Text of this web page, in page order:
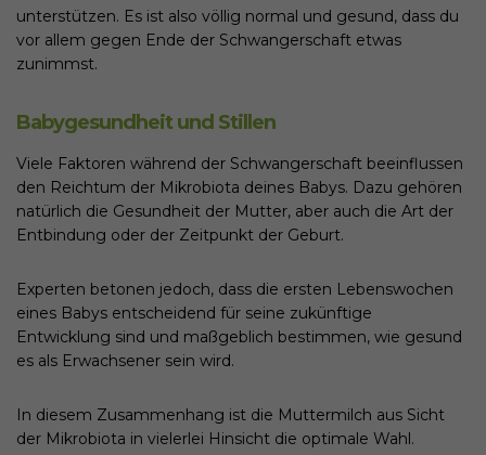
unterstützen. Es ist also völlig normal und gesund, dass du
vor allem gegen Ende der Schwangerschaft etwas
zunimmst.
Babygesundheit und Stillen
Viele Faktoren während der Schwangerschaft beeinflussen
den Reichtum der Mikrobiota deines Babys. Dazu gehören
natürlich die Gesundheit der Mutter, aber auch die Art der
Entbindung oder der Zeitpunkt der Geburt.
Experten betonen jedoch, dass die ersten Lebenswochen
eines Babys entscheidend für seine zukünftige
Entwicklung sind und maßgeblich bestimmen, wie gesund
es als Erwachsener sein wird.
In diesem Zusammenhang ist die Muttermilch aus Sicht
der Mikrobiota in vielerlei Hinsicht die optimale Wahl.